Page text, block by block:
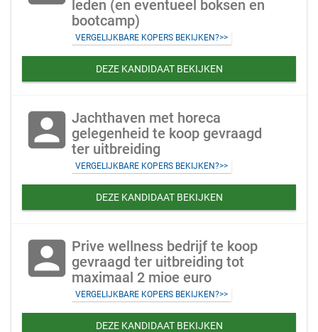
leden (en eventueel boksen en
bootcamp)
VERGELIJKBARE KOPERS BEKIJKEN?>>
DEZE KANDIDAAT BEKIJKEN
account_box Jachthaven met horeca
gelegenheid te koop gevraagd
ter uitbreiding
VERGELIJKBARE KOPERS BEKIJKEN?>>
DEZE KANDIDAAT BEKIJKEN
account_box Prive wellness bedrijf te koop
gevraagd ter uitbreiding tot
maximaal 2 mioe euro
VERGELIJKBARE KOPERS BEKIJKEN?>>
DEZE KANDIDAAT BEKIJKEN